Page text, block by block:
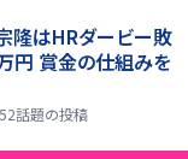
隆はHRダービー敗
円 賞金の仕組みを
話題の投稿